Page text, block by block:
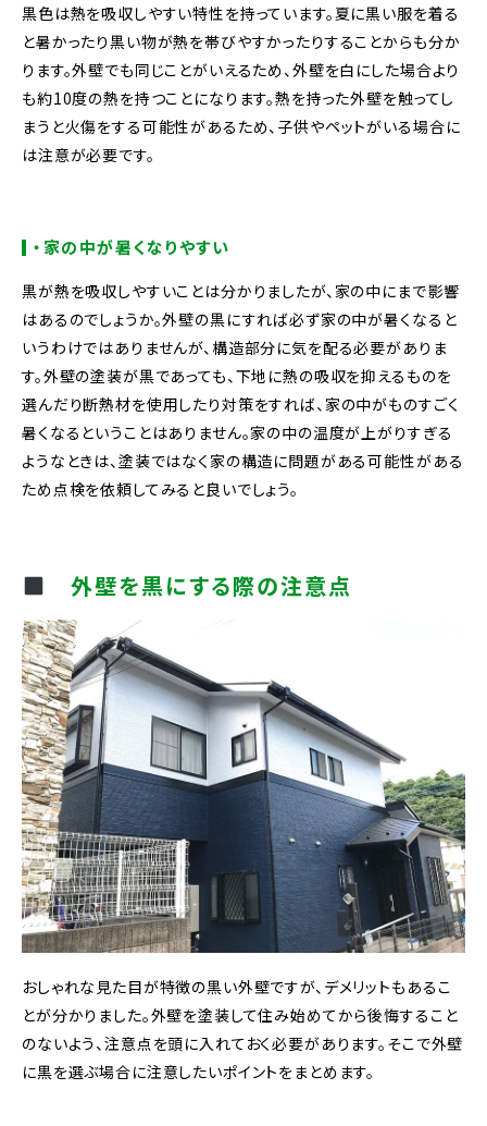
黒色は熱を吸収しやすい特性を持っています。夏に黒い服を着る
と暑かったり黒い物が熱を帯びやすかったりすることからも分か
ります。外壁でも同じことがいえるため、外壁を白にした場合より
も約10度の熱を持つことになります。熱を持った外壁を触ってし
まうと火傷をする可能性があるため、子供やペットがいる場合に
は注意が必要です。
・家の中が暑くなりやすい
黒が熱を吸収しやすいことは分かりましたが、家の中にまで影響
はあるのでしょうか。外壁の黒にすれば必ず家の中が暑くなると
いうわけではありませんが、構造部分に気を配る必要がありま
す。外壁の塗装が黒であっても、下地に熱の吸収を抑えるものを
選んだり断熱材を使用したり対策をすれば、家の中がものすごく
暑くなるということはありません。家の中の温度が上がりすぎる
ようなときは、塗装ではなく家の構造に問題がある可能性がある
ため点検を依頼してみると良いでしょう。
外壁を黒にする際の注意点
おしゃれな見た目が特徴の黒い外壁ですが、デメリットもあるこ
とが分かりました。外壁を塗装して住み始めてから後悔すること
のないよう、注意点を頭に入れておく必要があります。そこで外壁
に黒を選ぶ場合に注意したいポイントをまとめます。